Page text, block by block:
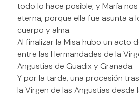
todo lo hace posible; y María
eterna, porque ella fue asunta a
cuerpo y alma.
Al finalizar la Misa hubo un acto
entre las Hermandades de la
Angustias de Guadix y Granada.
Y por la tarde, una procesión
la Virgen de las Angustias desde